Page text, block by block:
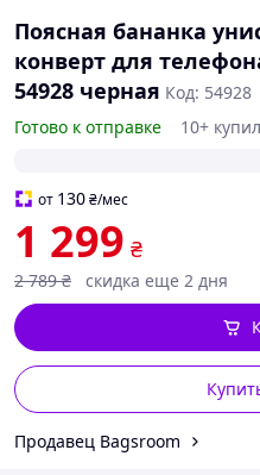
Поясная бананка
конверт для
54928 черная Код: 54928
Готово к отправке
10+
от 130₴/мес
1 299 ₴
2 789 ₴ скидка еще 2 дня
Продавец Bagsroom